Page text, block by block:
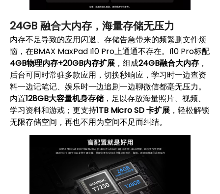
24GB 融合大内存，海量存储无压力
内存不足导致的应用闪退、存储告急带来的频繁删文件烦
恼，在BMAX MaxPad I10 Pro上通通不存在。I10 Pro标配
4GB物理内存+20GB内存扩展 ，组成24GB融合大内存 ，
后台可同时常驻多款应用，切换秒响应，学习时一边查资
料一边记笔记、娱乐时一边追剧一边聊微信都毫无压力。
内置128GB大容量机身存储 ，足以存放海量照片、视频、
学习资料和游戏；更支持1TB Micro SD 卡扩展 ，轻松解锁
无限存储空间，再也不用为空间不足而纠结。